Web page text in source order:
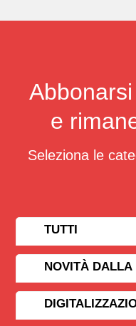
e
Seleziona le
TUTTI
NOVITÀ